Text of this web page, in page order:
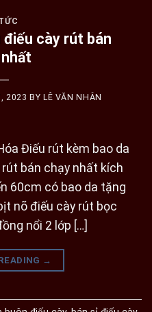
điếu cày rút bán
2023 BY LÊ VĂN NHÂN
Điếu rút kèm bao da
bán chạy nhất kích
60cm có bao da tặng
nõ điếu cày rút bọc
nổi 2 lớp […]
→